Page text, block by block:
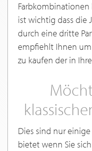
Farbkombinationen
ist wichtig dass die
durch eine dritte
empfiehlt Ihnen
zu kaufen der in
Dies sind nur einige
bietet wenn Sie